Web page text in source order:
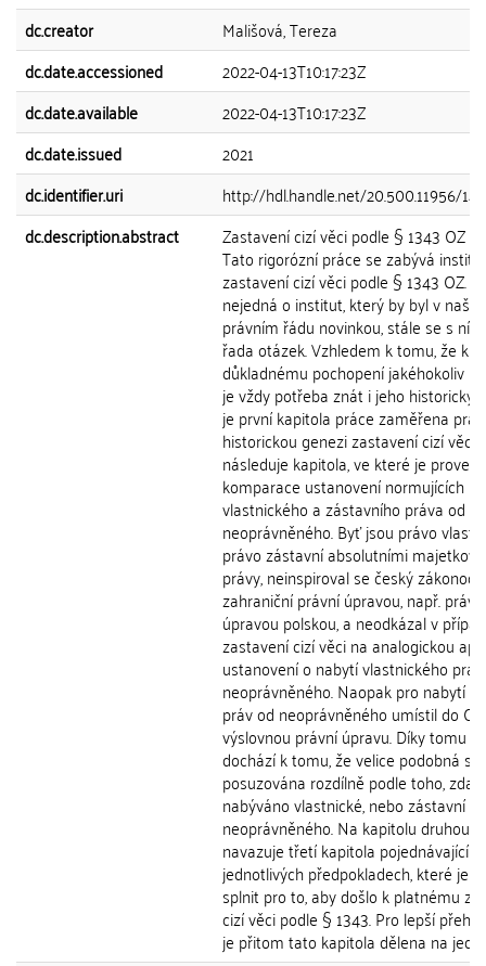
dc.creator
Mališová, Tereza
dc.date.accessioned
2022-04-13T10:17:23Z
dc.date.available
2022-04-13T10:17:23Z
dc.date.issued
2021
dc.identifier.uri
http://hdl.handle.net/20.500.11956/
dc.description.abstract
Zastavení cizí věci podle § 1343 OZ
Tato rigorózní práce se zabývá
zastavení cizí věci podle § 1343 OZ.
nejedná o institut, který by byl v
právním řádu novinkou, stále se s
řada otázek. Vzhledem k tomu, že k
důkladnému pochopení jakéhokoliv
je vždy potřeba znát i jeho historický
je první kapitola práce zaměřena
historickou genezi zastavení cizí věci.
následuje kapitola, ve které je
komparace ustanovení normujících
vlastnického a zástavního práva od
neoprávněného. Byť jsou právo
právo zástavní absolutními
právy, neinspiroval se český
zahraniční právní úpravou, např. právní
úpravou polskou, a neodkázal v
zastavení cizí věci na analogickou
ustanovení o nabytí vlastnického
neoprávněného. Naopak pro nabytí
práv od neoprávněného umístil do OZ
výslovnou právní úpravu. Díky tomu
dochází k tomu, že velice podobná
posuzována rozdílně podle toho, zda
nabýváno vlastnické, nebo zástavní
neoprávněného. Na kapitolu druhou
navazuje třetí kapitola pojednávající o
jednotlivých předpokladech, které je
splnit pro to, aby došlo k platnému
cizí věci podle § 1343. Pro lepší
je přitom tato kapitola dělena na